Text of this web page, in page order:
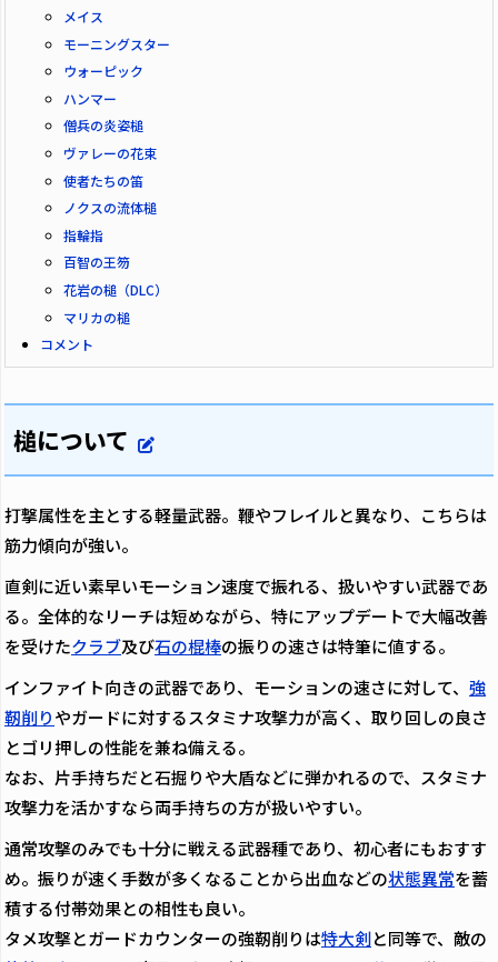
メイス
モーニングスター
ウォーピック
ハンマー
僧兵の炎姿槌
ヴァレーの花束
使者たちの笛
ノクスの流体槌
指輪指
百智の王笏
花岩の槌（DLC）
マリカの槌
コメント
槌について
打撃属性を主とする軽量武器。鞭やフレイルと異なり、こちらは
筋力傾向が強い。
直剣に近い素早いモーション速度で振れる、扱いやすい武器であ
る。全体的なリーチは短めながら、特にアップデートで大幅改善
を受けたクラブ及び石の棍棒の振りの速さは特筆に値する。
インファイト向きの武器であり、モーションの速さに対して、 強
靭削りやガードに対するスタミナ攻撃力が高く、取り回しの良さ
とゴリ押しの性能を兼ね備える。
なお、片手持ちだと石掘りや大盾などに弾かれるので、スタミナ
攻撃力を活かすなら両手持ちの方が扱いやすい。
通常攻撃のみでも十分に戦える武器種であり、初心者にもおすす
め。振りが速く手数が多くなることから出血などの状態異常を蓄
積する付帯効果との相性も良い。
タメ攻撃とガードカウンターの強靭削りは特大剣と同等で、敵の